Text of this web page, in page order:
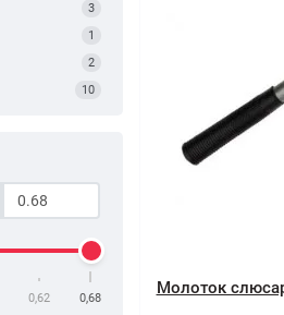
3
1
2
10
0,62 0,68
Молоток